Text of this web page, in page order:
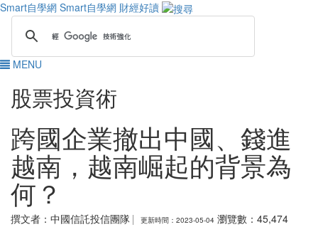
Smart自學網 Smart自學網 財經好讀
MENU
股票投資術
跨國企業撤出中國、錢進
越南，越南崛起的背景為
何？
撰文者：中國信託投信團隊 瀏覽數：45,474